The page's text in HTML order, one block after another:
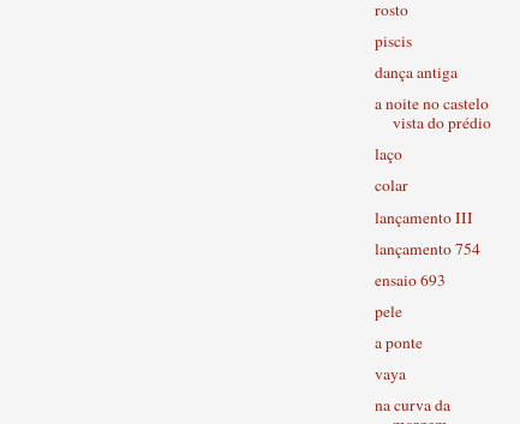
rosto
piscis
dança antiga
a noite no castelo
vista do prédio
laço
colar
lançamento III
lançamento 754
ensaio 693
pele
a ponte
vaya
na curva da